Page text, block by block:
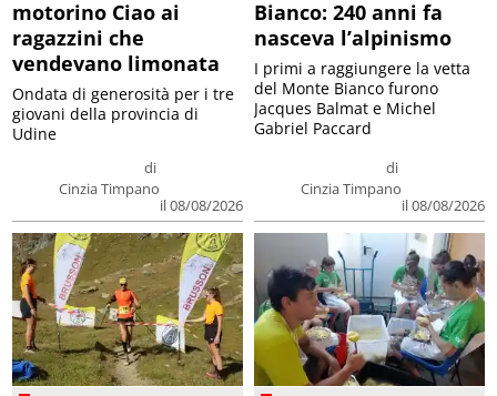
motorino Ciao ai
ragazzini che
vendevano limonata
di
Cinzia Timpano
il 08/08/2026
Ondata di generosità per i tre
giovani della provincia di
Udine
Bianco: 240 anni fa
nasceva l’alpinismo
di
Cinzia Timpano
il 08/08/2026
I primi a raggiungere la vetta
del Monte Bianco furono
Jacques Balmat e Michel
Gabriel Paccard